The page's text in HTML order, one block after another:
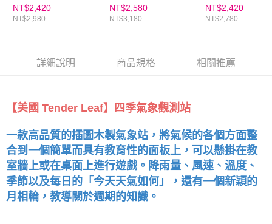
NT$2,420
NT$2,980
NT$2,580
NT$3,180
NT$2,420
NT$2,780
詳細說明 商品規格 相關推薦
【美國 Tender Leaf】四季氣象觀測站
一款高品質的插圖木製氣象站，將氣候的各個方面整
合到一個簡單而具有教育性的面板上，可以懸掛在教
室牆上或在桌面上進行遊戲。降雨量、風速、溫度、
季節以及每日的「今天天氣如何」，還有一個新穎的
月相輪，教導關於週期的知識。